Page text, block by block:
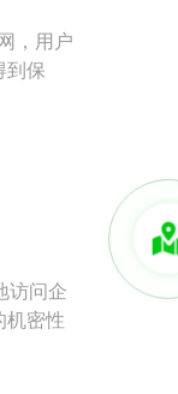
，用户
到保
访问企
机密性